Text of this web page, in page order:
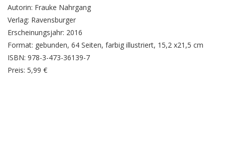
Autorin: Frauke Nahrgang
Verlag: Ravensburger
Erscheinungsjahr: 2016
Format: gebunden, 64 Seiten, farbig illustriert, 15,2 x21,5 cm
ISBN: 978-3-473-36139-7
Preis: 5,99 €